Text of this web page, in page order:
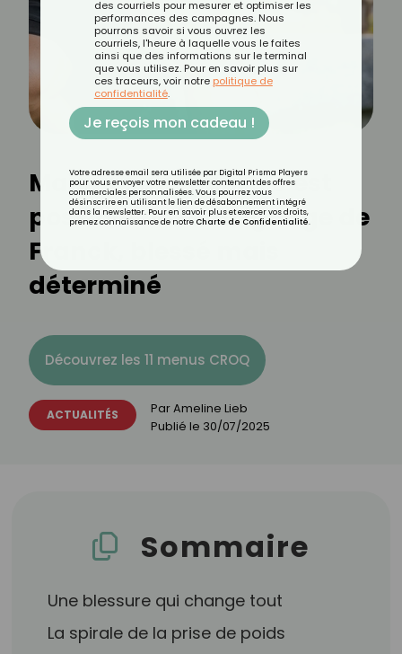
Maigrir sans sport, c’est
possible : le témoignage de
Franck, blessé mais
déterminé
Découvrez les 11 menus CROQ
ACTUALITÉS ParAmeline Lieb
Publié le 30/07/2025
Sommaire
Une blessure qui change tout
La spirale de la prise de poids
des courriels pour mesurer et optimiser les
performances des campagnes. Nous
pourrons savoir si vous ouvrez les
courriels, l'heure à laquelle vous le faites
ainsi que des informations sur le terminal
que vous utilisez. Pour en savoir plus sur
ces traceurs, voir notre politique de
confidentialité.
Je reçois mon cadeau !
Votre adresse email sera utilisée par Digital Prisma Players
pour vous envoyer votre newsletter contenant des offres
commerciales personnalisées. Vous pourrez vous
désinscrire en utilisant le lien de désabonnement intégré
dans la newsletter. Pour en savoir plus et exercer vos droits,
prenez connaissance de notre Charte de Confidentialité.